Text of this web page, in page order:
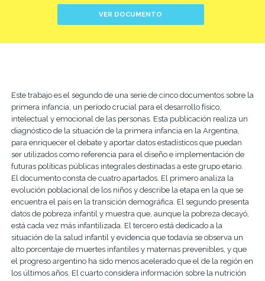
VER DOCUMENTO
Este trabajo es el segundo de una serie de cinco documentos sobre la
primera infancia, un período crucial para el desarrollo físico,
intelectual y emocional de las personas. Esta publicación realiza un
diagnóstico de la situación de la primera infancia en la Argentina,
para enriquecer el debate y aportar datos estadísticos que puedan
ser utilizados como referencia para el diseño e implementación de
futuras políticas públicas integrales destinadas a este grupo etario.
El documento consta de cuatro apartados. El primero analiza la
evolución poblacional de los niños y describe la etapa en la que se
encuentra el país en la transición demográfica. El segundo presenta
datos de pobreza infantil y muestra que, aunque la pobreza decayó,
está cada vez más infantilizada. El tercero está dedicado a la
situación de la salud infantil y evidencia que todavía se observa un
alto porcentaje de muertes infantiles y maternas prevenibles, y que
el progreso argentino ha sido menos acelerado que el de la región en
los últimos años. El cuarto considera información sobre la nutrición